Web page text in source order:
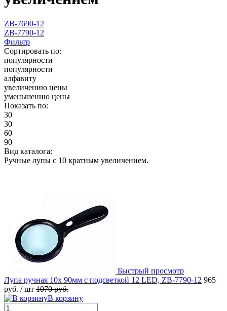
ZB-7690-12
ZB-7790-12
Фильтр
Сортировать по:
популярности
популярности
алфавиту
увеличению цены
уменьшению цены
Показать по:
30
30
60
90
Вид каталога:
Ручные лупы с 10 кратным увеличением.
Быстрый просмотр
Лупа ручная 10x 90мм с подсветкой 12 LED, ZB-7790-12 965
руб. / шт 1070 руб.
В корзину